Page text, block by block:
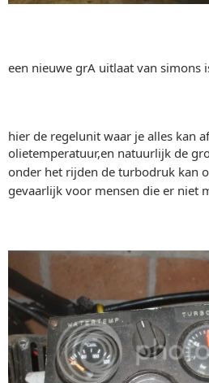
een nieuwe grA uitlaat van simons
hier de regelunit waar je alles kan
olietemperatuur,en natuurlijk de
onder het rijden de turbodruk kan
gevaarlijk voor mensen die er niet